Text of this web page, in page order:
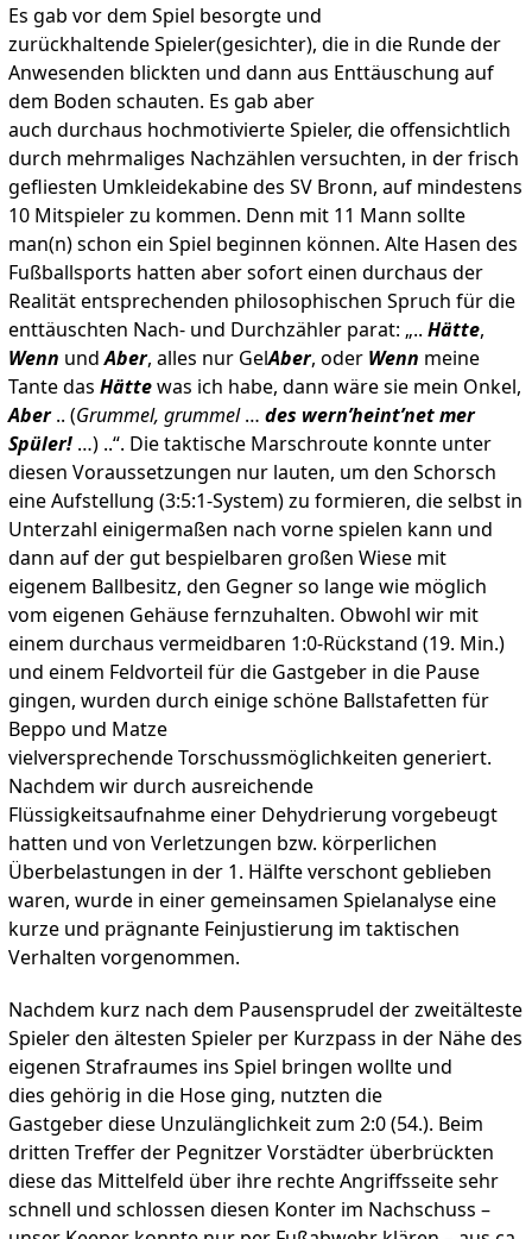
Es gab vor dem Spiel besorgte und
zurückhaltende Spieler(gesichter), die in die Runde der
Anwesenden blickten und dann aus Enttäuschung auf
dem Boden schauten. Es gab aber
auch durchaus hochmotivierte Spieler, die offensichtlich
durch mehrmaliges Nachzählen versuchten, in der frisch
gefliesten Umkleidekabine des SV Bronn, auf mindestens
10 Mitspieler zu kommen. Denn mit 11 Mann sollte
man(n) schon ein Spiel beginnen können. Alte Hasen des
Fußballsports hatten aber sofort einen durchaus der
Realität entsprechenden philosophischen Spruch für die
enttäuschten Nach- und Durchzähler parat: „.. Hätte,
Wenn undAber, alles nur GelAber, oder Wenn meine
Tante das Hättewas ich habe, dann wäre sie mein Onkel,
Aber.. (Grummel, grummel… des wern’heint’net mer
Spüler!…) ..“. Die taktische Marschroute konnte unter
diesen Voraussetzungen nur lauten, um den Schorsch
eine Aufstellung (3:5:1-System) zu formieren, die selbst in
Unterzahl einigermaßen nach vorne spielen kann und
dann auf der gut bespielbaren großen Wiese mit
eigenem Ballbesitz, den Gegner so lange wie möglich
vom eigenen Gehäuse fernzuhalten. Obwohl wir mit
einem durchaus vermeidbaren 1:0-Rückstand (19. Min.)
und einem Feldvorteil für die Gastgeber in die Pause
gingen, wurden durch einige schöne Ballstafetten für
Beppo und Matze
vielversprechende Torschussmöglichkeiten generiert.
Nachdem wir durch ausreichende
Flüssigkeitsaufnahme einer Dehydrierung vorgebeugt
hatten und von Verletzungen bzw. körperlichen
Überbelastungen in der 1. Hälfte verschont geblieben
waren, wurde in einer gemeinsamen Spielanalyse eine
kurze und prägnante Feinjustierung im taktischen
Verhalten vorgenommen.
Nachdem kurz nach dem Pausensprudel der zweitälteste
Spieler den ältesten Spieler per Kurzpass in der Nähe des
eigenen Strafraumes ins Spiel bringen wollte und
dies gehörig in die Hose ging, nutzten die
Gastgeber diese Unzulänglichkeit zum 2:0 (54.). Beim
dritten Treffer der Pegnitzer Vorstädter überbrückten
diese das Mittelfeld über ihre rechte Angriffsseite sehr
schnell und schlossen diesen Konter im Nachschuss –